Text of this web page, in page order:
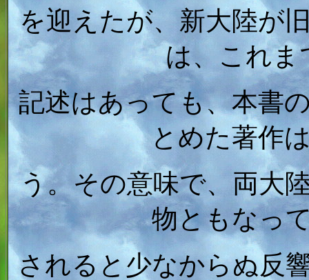
を迎えたが、新大陸が
は、これま
記述はあっても、本書
とめた著作
う。その意味で、両大
物ともなっ
されると少なからぬ反